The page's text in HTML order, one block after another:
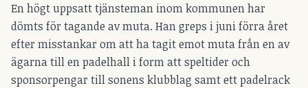
En högt uppsatt tjänsteman inom kommunen har
dömts för tagande av muta. Han greps i juni förra året
efter misstankar om att ha tagit emot muta från en av
ägarna till en padelhall i form att speltider och
sponsorpengar till sonens klubblag samt ett padelrack